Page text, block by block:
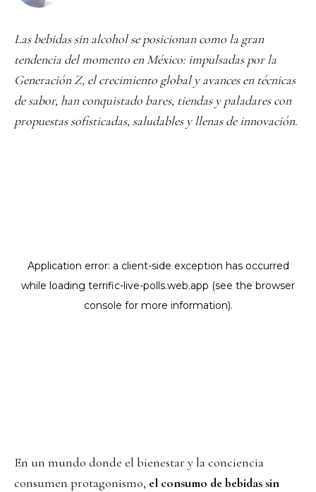
Las bebidas sin alcohol se posicionan como la gran
tendencia del momento en México: impulsadas por la
Generación Z, el crecimiento global y avances en técnicas
de sabor, han conquistado bares, tiendas y paladares con
propuestas sofisticadas, saludables y llenas de innovación.
En un mundo donde el bienestar y la conciencia
consumen protagonismo, el consumo de bebidas sin